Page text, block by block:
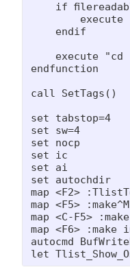
if
execute
    endif
execute "cd
endfunction
call SetTags()
set tabstop=4
set sw=4
set nocp
set ic
set ai
set autochdir
map <F2>
map <F5> :make^M
map <C-F5>
map <F6> :make
autocmd
let